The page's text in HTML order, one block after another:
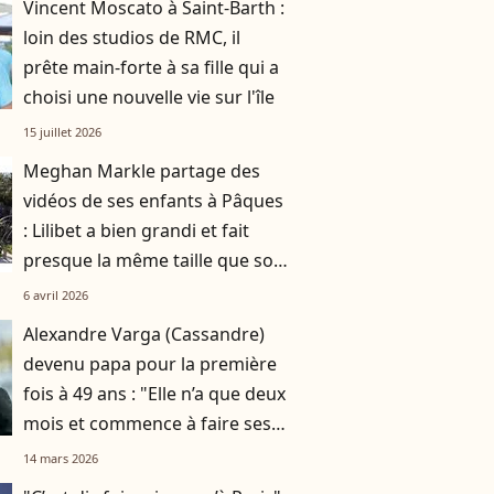
Vincent Moscato à Saint-Barth :
loin des studios de RMC, il
prête main-forte à sa fille qui a
choisi une nouvelle vie sur l'île
15 juillet 2026
Meghan Markle partage des
vidéos de ses enfants à Pâques
: Lilibet a bien grandi et fait
presque la même taille que son
frère Archie
6 avril 2026
Alexandre Varga (Cassandre)
devenu papa pour la première
fois à 49 ans : "Elle n’a que deux
mois et commence à faire ses
nuits"
14 mars 2026